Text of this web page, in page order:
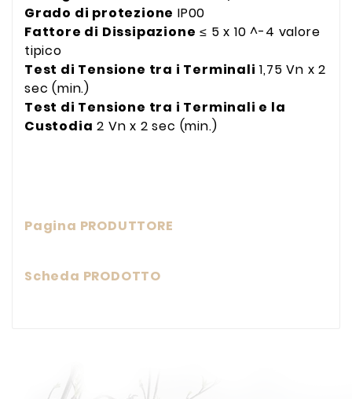
Grado di protezione IP00
Fattore di Dissipazione ≤ 5 x 10 ^-4 valore
tipico
Test di Tensione tra i Terminali 1,75 Vn x 2
sec (min.)
Test di Tensione tra i Terminali e la
Custodia 2 Vn x 2 sec (min.)
Pagina PRODUTTORE
Scheda PRODOTTO